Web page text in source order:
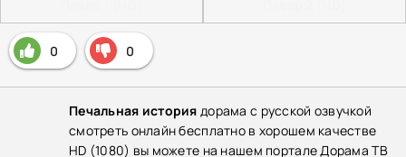
0 0
Печальная история дорама с русской озвучкой
смотреть онлайн бесплатно в хорошем качестве
HD (1080) вы можете на нашем портале Дорама ТВ